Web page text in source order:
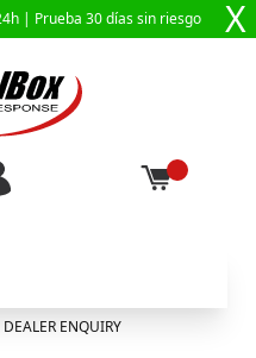
| Prueba 30 días sin riesgo X
DEALER ENQUIRY